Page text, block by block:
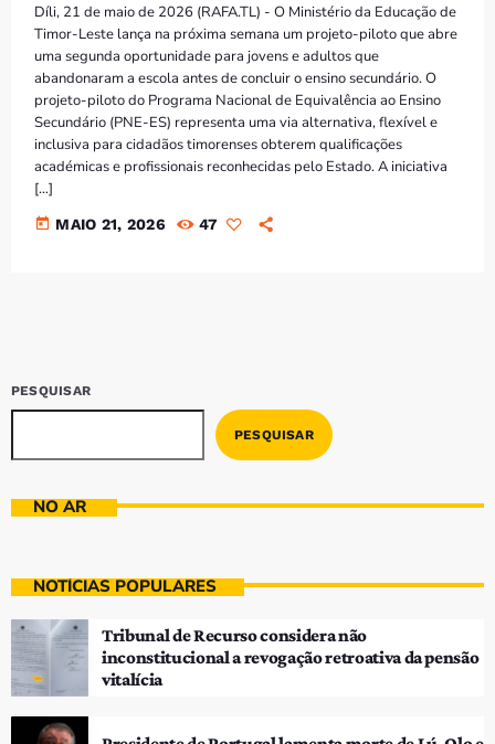
Bom dia RAFA
7:00 AM - 10:00 AM
Díli, 21 de maio de 2026 (RAFA.TL) - O Ministério da Educação de
Timor-Leste lança na próxima semana um projeto-piloto que abre
uma segunda oportunidade para jovens e adultos que
abandonaram a escola antes de concluir o ensino secundário. O
projeto-piloto do Programa Nacional de Equivalência ao Ensino
Secundário (PNE-ES) representa uma via alternativa, flexível e
inclusiva para cidadãos timorenses obterem qualificações
académicas e profissionais reconhecidas pelo Estado. A iniciativa
[…]
today MAIO 21, 2026 47
PESQUISAR
PESQUISAR
NO AR
NOTÍCIAS POPULARES
Tribunal de Recurso considera não
inconstitucional a revogação retroativa da pensão
vitalícia